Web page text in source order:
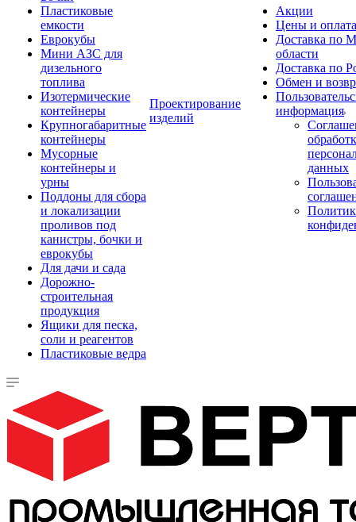
Пластиковые
емкости
Еврокубы
Мини АЗС для
дизельного
топлива
Изотермические
контейнеры
Крупногабаритные
контейнеры
Мусорные
контейнеры и
урны
Поддоны для сбора
и локализации
проливов под
канистры, бочки и
еврокубы
Для дачи и сада
Дорожно-
строительная
продукция
Ящики для песка,
соли и реагентов
Пластиковые ведра
Проектирование
изделий
Акции
Цены и оплата
Доставка по
области
Доставка по
Обмен и
информация
данных